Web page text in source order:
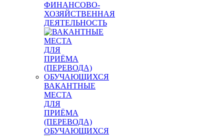
ФИНАНСОВО-
ХОЗЯЙСТВЕННАЯ
ДЕЯТЕЛЬНОСТЬ
ВАКАНТНЫЕ
МЕСТА
ДЛЯ
ПРИЁМА
(ПЕРЕВОДА)
ОБУЧАЮЩИХСЯ